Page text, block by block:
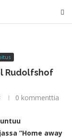
Rudolfshof
0 kommenttia
”Home away